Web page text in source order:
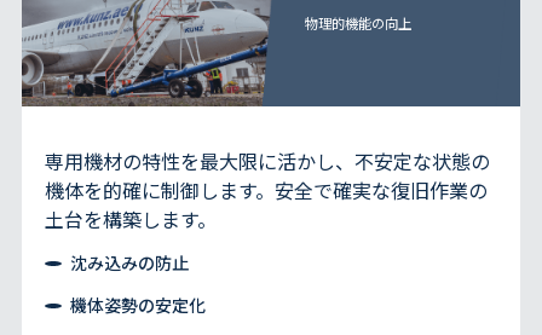
物理的機能の向上
専用機材の特性を最大限に活かし、不安定な状態の
機体を的確に制御します。安全で確実な復旧作業の
土台を構築します。
沈み込みの防止
機体姿勢の安定化